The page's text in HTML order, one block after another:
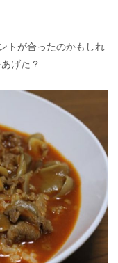
トが合ったのかもしれ
げた？